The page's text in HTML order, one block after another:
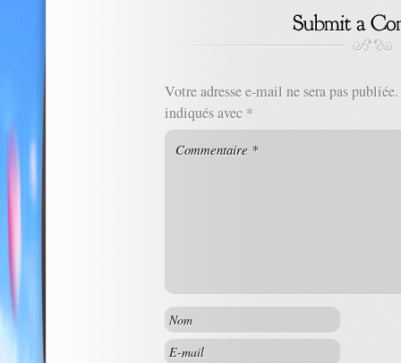
Votre adresse e-mail ne sera pas publiée.
indiqués avec *